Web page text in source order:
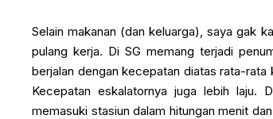
Selain makanan (dan keluarga), saya gak
pulang kerja. Di SG memang terjadi
berjalan dengan kecepatan diatas rata-rata
Kecepatan eskalatornya juga lebih laju.
memasuki stasiun dalam hitungan menit